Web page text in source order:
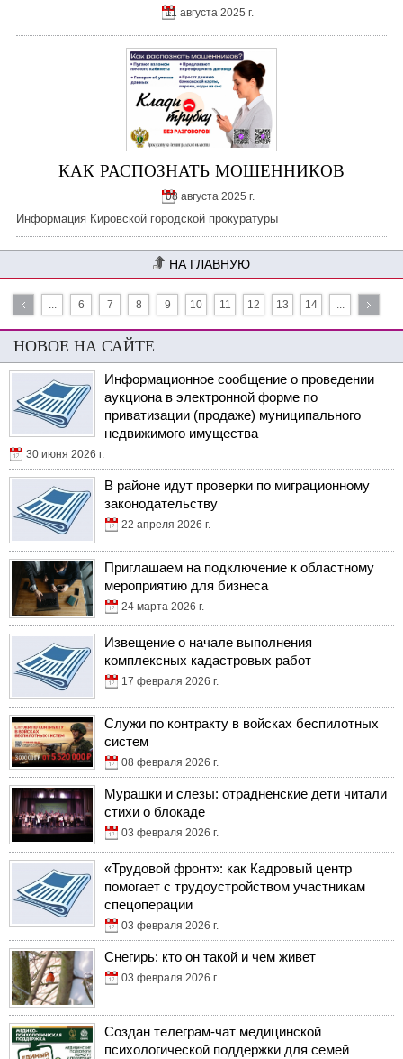
11 августа 2025 г.
КАК РАСПОЗНАТЬ МОШЕННИКОВ
08 августа 2025 г.
Информация Кировской городской прокуратуры
НА ГЛАВНУЮ
... 6 7 8 9 10 11 12 13 14 ...
НОВОЕ НА САЙТЕ
Информационное сообщение о проведении
аукциона в электронной форме по
приватизации (продаже) муниципального
недвижимого имущества
30 июня 2026 г.
В районе идут проверки по миграционному
законодательству
22 апреля 2026 г.
Приглашаем на подключение к областному
мероприятию для бизнеса
24 марта 2026 г.
Извещение о начале выполнения
комплексных кадастровых работ
17 февраля 2026 г.
Служи по контракту в войсках беспилотных
систем
08 февраля 2026 г.
Мурашки и слезы: отрадненские дети читали
стихи о блокаде
03 февраля 2026 г.
«Трудовой фронт»: как Кадровый центр
помогает с трудоустройством участникам
спецоперации
03 февраля 2026 г.
Снегирь: кто он такой и чем живет
03 февраля 2026 г.
Создан телеграм-чат медицинской
психологической поддержки для семей